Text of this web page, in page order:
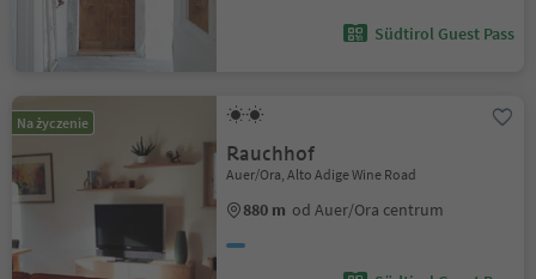
Südtirol Guest Pass
Na życzenie
Rauchhof
Auer/Ora, Alto Adige Wine Road
880 m od Auer/Ora centrum